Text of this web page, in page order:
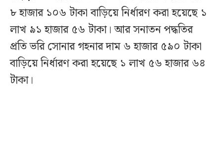
৮ হাজার ১০৬ টাকা বাড়িয়ে নির্ধারণ করা হয়েছে ১
লাখ ৯১ হাজার ৫৬ টাকা। আর সনাতন পদ্ধতির
প্রতি ভরি সোনার গহনার দাম ৬ হাজার ৫৯০ টাকা
বাড়িয়ে নির্ধারণ করা হয়েছে ১ লাখ ৫৬ হাজার ৬৪
টাকা।